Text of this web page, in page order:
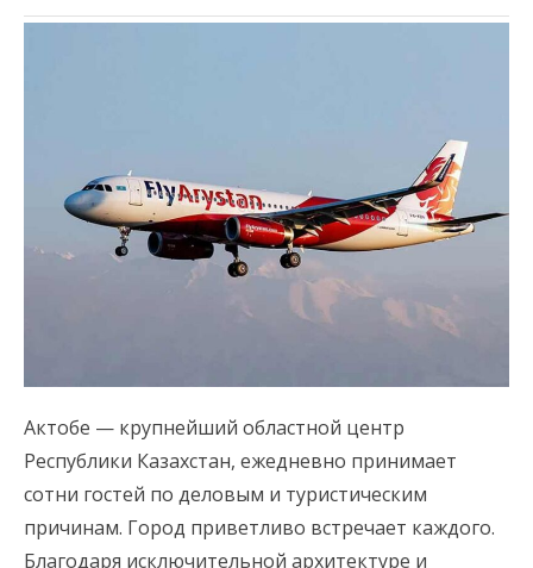
Актобе — крупнейший областной центр
Республики Казахстан, ежедневно принимает
сотни гостей по деловым и туристическим
причинам. Город приветливо встречает каждого.
Благодаря исключительной архитектуре и